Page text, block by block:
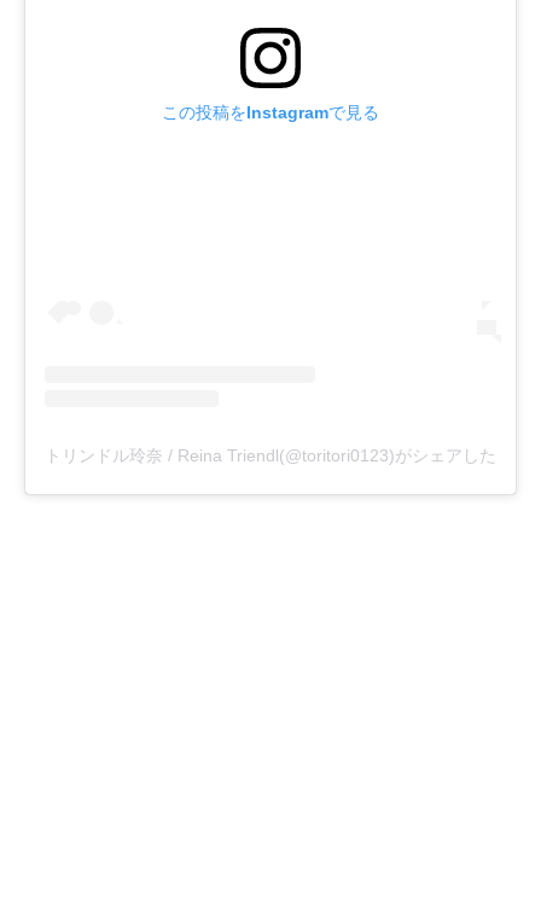
この投稿をInstagramで見る
トリンドル玲奈 / Reina Triendl(@toritori0123)がシェアした投稿